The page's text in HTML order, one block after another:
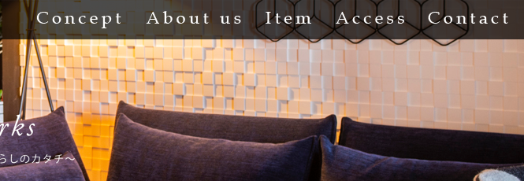
Concept About us Item Access